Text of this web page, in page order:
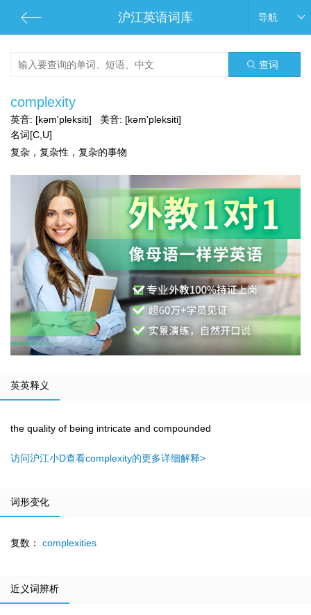
沪江英语词库 导航
查词
complexity
英音: [kəm'pleksiti] 美音: [kəm'pleksiti]
名词[C,U]
复杂，复杂性，复杂的事物
英英释义
the quality of being intricate and compounded
访问沪江小D查看complexity的更多详细解释>
词形变化
复数： complexities
近义词辨析